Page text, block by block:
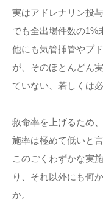
実はアドレナリン投
でも全出場件数の1%
他にも気管挿管やブ
が、そのほとんどん
ていない、若しくは
救命率を上げるため
施率は極めて低いと
このごくわずかな実
り、それ以外にも何
か。